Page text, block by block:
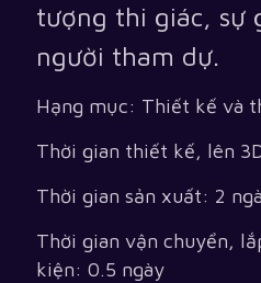
tượng thi giác, sự
người tham dự.
Hạng mục: Thiết kế và
Thời gian thiết kế, lên
Thời gian sản xuất: 2
Thời gian vận chuyển,
kiện: 0.5 ngày